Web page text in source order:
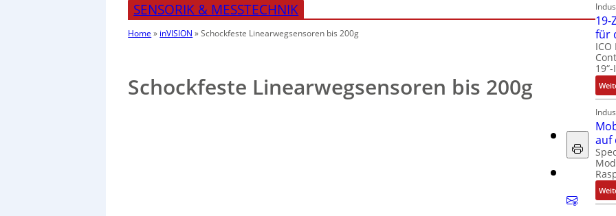
SENSORIK & MESSTECHNIK
Home » inVISION »Schockfeste Linearwegsensoren bis 200g
Schockfeste Linearwegsensoren bis 200g
19-
für
auf